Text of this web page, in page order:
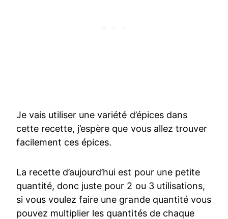
Je vais utiliser une variété d’épices dans
cette recette, j’espère que vous allez trouver
facilement ces épices.
La recette d’aujourd’hui est pour une petite
quantité, donc juste pour 2 ou 3 utilisations,
si vous voulez faire une grande quantité vous
pouvez multiplier les quantités de chaque